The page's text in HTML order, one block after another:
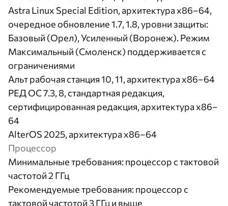
Astra Linux Special Edition, архитектура x86–64,
очередное обновление 1.7, 1.8, уровни защиты:
Базовый (Орел), Усиленный (Воронеж). Режим
Максимальный (Смоленск) поддерживается с
ограничениями
Альт рабочая станция 10, 11, архитектура x86–64
РЕД ОС 7.3, 8, стандартная редакция,
сертифицированная редакция, архитектура x86–
64
AlterOS 2025, архитектура x86–64
Процессор
Минимальные требования: процессор с тактовой
частотой 2 ГГц
Рекомендуемые требования: процессор с
тактовой частотой 3 ГГц и выше